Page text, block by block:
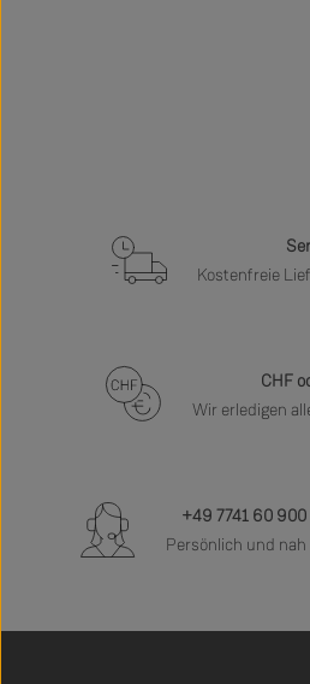
Kostenfreie
CHF
Wir erledigen
+49 7741 60 900
Persönlich und